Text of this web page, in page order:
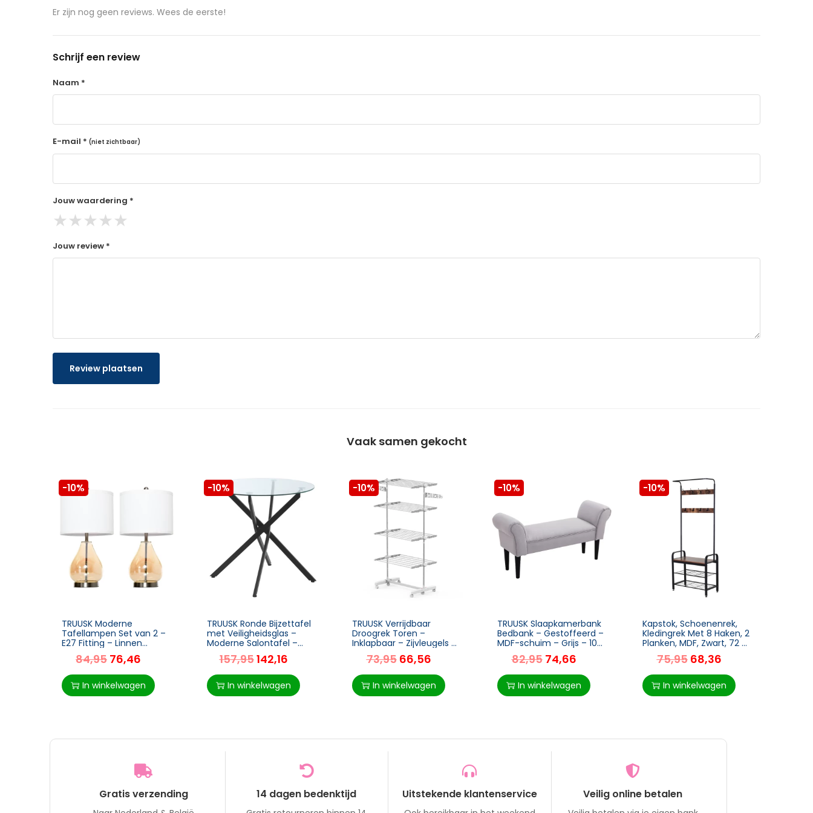
aangeschafte product terug naar de koper.
14 dagen retourtermijn
Binnen 14 dagen een terugbetaling na ontvangst van retour
De terugbetaling wordt gedaan via de betaalmethode waarmee de bestelling is gedaan
Er zijn nog geen reviews. Wees de eerste!
Schrijf een review
Naam *
E-mail * (niet zichtbaar)
Jouw waardering *
★★★★★
Jouw review *
Review plaatsen
Vaak samen gekocht
-10%
TRUUSK Moderne
Tafellampen Set van 2 –
E27 Fitting – Linnen
Lampenkap – Amber Glas
– Voor Sfeervolle
Verlichting in Huis
84,95 76,46
In winkelwagen
-10%
TRUUSK Ronde Bijzettafel
met Veiligheidsglas –
Moderne Salontafel –
Geschikt voor
Woonkamer en
Slaapkamer – Metaal –
Zwart – 80 x
157,95142,16
In winkelwagen
-10%
TRUUSK Verrijdbaar
Droogrek Toren –
Inklapbaar – Zijvleugels –
3 of 4 Niveaus – Voor
Natte Was – Grijs
73,95 66,56
In winkelwagen
-10%
TRUUSK Slaapkamerbank
Bedbank – Gestoffeerd –
MDF-schuim – Grijs – 102
x 31 x 51 cm
82,95 74,66
In winkelwagen
-10%
Kapstok, Schoenenrek,
Kledingrek Met 8 Haken, 2
Planken, MDF, Zwart, 72 X
34 X 185 Cm
75,95 68,36
In winkelwagen
Gratis verzending 14 dagen bedenktijd Uitstekende klantenservice Veilig online betalen